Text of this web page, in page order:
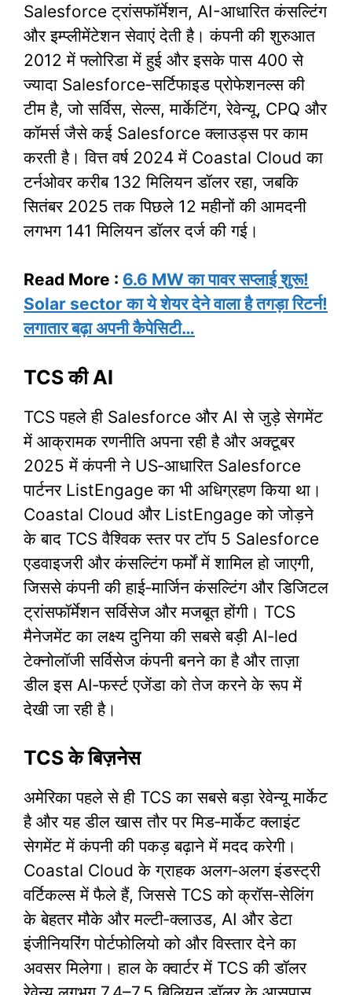
Salesforce ट्रांसफॉर्मेशन, AI-आधारित कंसल्टिंग
और इम्प्लीमेंटेशन सेवाएं देती है। कंपनी की शुरुआत
2012 में फ्लोरिडा में हुई और इसके पास 400 से
ज्यादा Salesforce‑सर्टिफाइड प्रोफेशनल्स की
टीम है, जो सर्विस, सेल्स, मार्केटिंग, रेवेन्यू, CPQ और
कॉमर्स जैसे कई Salesforce क्लाउड्स पर काम
करती है। वित्त वर्ष 2024 में Coastal Cloud का
टर्नओवर करीब 132 मिलियन डॉलर रहा, जबकि
सितंबर 2025 तक पिछले 12 महीनों की आमदनी
लगभग 141 मिलियन डॉलर दर्ज की गई।​
Read More : 6.6 MW का पावर सप्लाई शुरू!
Solar sector का ये शेयर देने वाला है तगड़ा रिटर्न!
लगातार बढ़ा अपनी कैपेसिटी…
TCS की AI
TCS पहले ही Salesforce और AI से जुड़े सेगमेंट
में आक्रामक रणनीति अपना रही है और अक्टूबर
2025 में कंपनी ने US‑आधारित Salesforce
पार्टनर ListEngage का भी अधिग्रहण किया था।
Coastal Cloud और ListEngage को जोड़ने
के बाद TCS वैश्विक स्तर पर टॉप 5 Salesforce
एडवाइजरी और कंसल्टिंग फर्मों में शामिल हो जाएगी,
जिससे कंपनी की हाई‑मार्जिन कंसल्टिंग और डिजिटल
ट्रांसफॉर्मेशन सर्विसेज और मजबूत होंगी। TCS
मैनेजमेंट का लक्ष्य दुनिया की सबसे बड़ी AI‑led
टेक्नोलॉजी सर्विसेज कंपनी बनने का है और ताज़ा
डील इस AI‑फर्स्ट एजेंडा को तेज करने के रूप में
देखी जा रही है।
TCS के बिज़नेस
अमेरिका पहले से ही TCS का सबसे बड़ा रेवेन्यू मार्केट
है और यह डील खास तौर पर मिड‑मार्केट क्लाइंट
सेगमेंट में कंपनी की पकड़ बढ़ाने में मदद करेगी।
Coastal Cloud के ग्राहक अलग‑अलग इंडस्ट्री
वर्टिकल्स में फैले हैं, जिससे TCS को क्रॉस‑सेलिंग
के बेहतर मौके और मल्टी‑क्लाउड, AI और डेटा
इंजीनियरिंग पोर्टफोलियो को और विस्तार देने का
अवसर मिलेगा। हाल के क्वार्टर में TCS की डॉलर